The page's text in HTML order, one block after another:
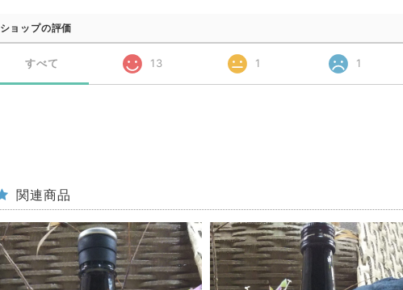
ショップの評価
すべて 13 1 1
関連商品